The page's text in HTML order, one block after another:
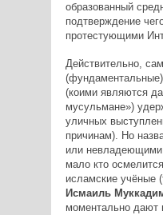
образованный
подтверждение
протестующими
Действительно,
(коими являются
мусульмане»)
уличных
причинам). Но
или невладеющими
мало кто
исламские учёные
Исмаиль
моментально дают